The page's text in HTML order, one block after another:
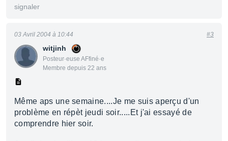
signaler
witjinh
Posteur·euse AFfiné·e
Membre depuis 22 ans
03 Avril 2004 à 10:44 #3
Même aps une semaine....Je me suis aperçu d'un
problème en répèt jeudi soir.....Et j'ai essayé de
comprendre hier soir.